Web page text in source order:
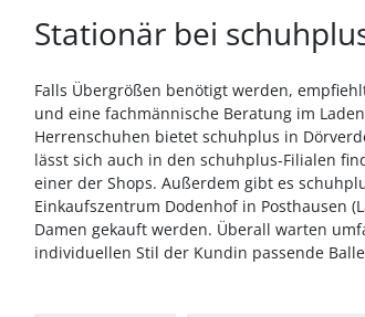
Stationär bei
Falls Übergrößen benötigt werden,
und eine fachmännische Beratung im
Herrenschuhen bietet schuhplus in
lässt sich auch in den schuhplus-Filialen
einer der Shops. Außerdem gibt es
Einkaufszentrum Dodenhof in Posthausen
Damen gekauft werden. Überall warten
individuellen Stil der Kundin passende